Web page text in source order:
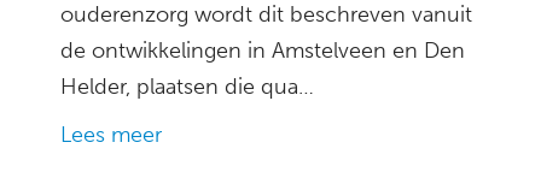
ouderenzorg wordt dit beschreven vanuit
de ontwikkelingen in Amstelveen en Den
Helder, plaatsen die qua…
Lees meer